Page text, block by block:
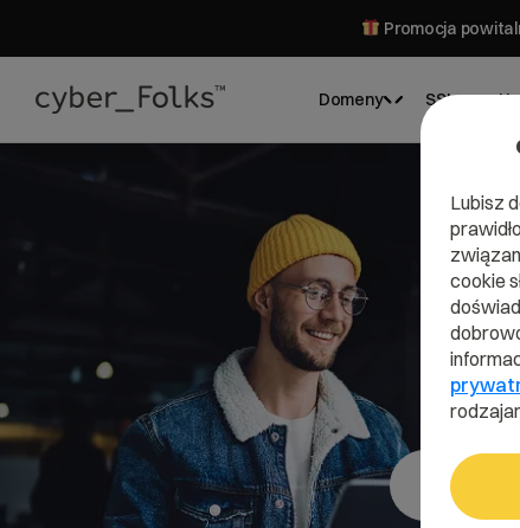
Promocja
Domeny SSL
Lubisz
cookie